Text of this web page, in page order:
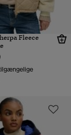
Fleece